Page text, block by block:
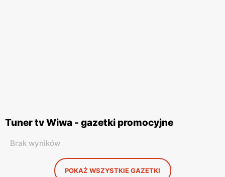
Tuner tv Wiwa - gazetki promocyjne
Brak wyników
POKAŻ WSZYSTKIE GAZETKI